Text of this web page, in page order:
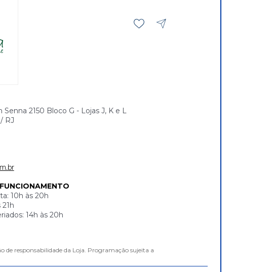
2150 Bloco G - Lojas J, K e L
RJ
10h às 20h
14h às 20h
de responsabilidade da Loja. Programação sujeita a